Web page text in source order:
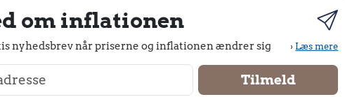
om inflationen
nyhedsbrev når priserne og inflationen ændrer sig ›Læs mere